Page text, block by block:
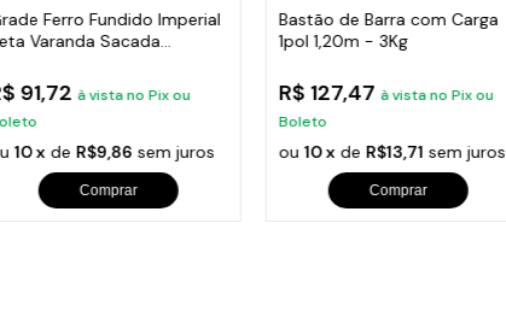
Ferro Fundido Imperial
Varanda Sacada
91,72 à vista no Pix ou
10 x de R$9,86 sem juros
Comprar
Bastão de Barra com Carga
1pol 1,20m - 3Kg
R$ 127,47 à vista no Pix ou
Boleto
ou10 x de R$13,71 sem juros
Comprar